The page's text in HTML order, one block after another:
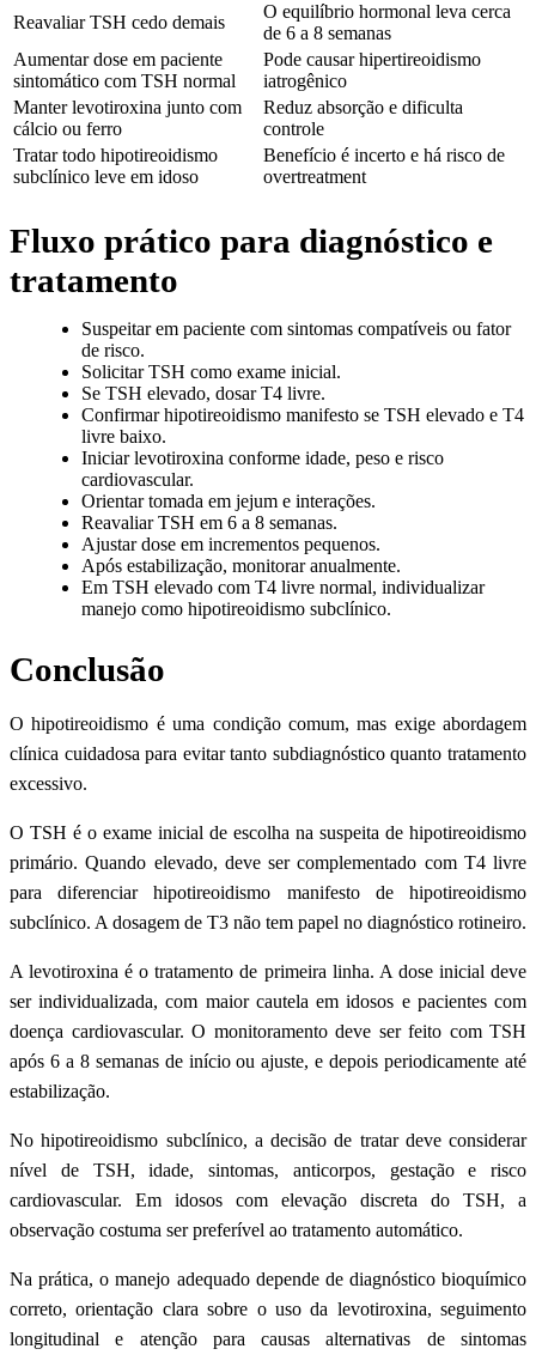
Reavaliar TSH cedo demais
O equilíbrio hormonal leva cerca
de 6 a 8 semanas
Aumentar dose em paciente
sintomático com TSH normal
Pode causar hipertireoidismo
iatrogênico
Manter levotiroxina junto com
cálcio ou ferro
Reduz absorção e dificulta
controle
Tratar todo hipotireoidismo
subclínico leve em idoso
Benefício é incerto e há risco de
overtreatment
Fluxo prático para diagnóstico e
tratamento
Suspeitar em paciente com sintomas compatíveis ou fator
de risco.
Solicitar TSH como exame inicial.
Se TSH elevado, dosar T4 livre.
Confirmar hipotireoidismo manifesto se TSH elevado e T4
livre baixo.
Iniciar levotiroxina conforme idade, peso e risco
cardiovascular.
Orientar tomada em jejum e interações.
Reavaliar TSH em 6 a 8 semanas.
Ajustar dose em incrementos pequenos.
Após estabilização, monitorar anualmente.
Em TSH elevado com T4 livre normal, individualizar
manejo como hipotireoidismo subclínico.
Conclusão
O hipotireoidismo é uma condição comum, mas exige abordagem
clínica cuidadosa para evitar tanto subdiagnóstico quanto tratamento
excessivo.
O TSH é o exame inicial de escolha na suspeita de hipotireoidismo
primário. Quando elevado, deve ser complementado com T4 livre
para diferenciar hipotireoidismo manifesto de hipotireoidismo
subclínico. A dosagem de T3 não tem papel no diagnóstico rotineiro.
A levotiroxina é o tratamento de primeira linha. A dose inicial deve
ser individualizada, com maior cautela em idosos e pacientes com
doença cardiovascular. O monitoramento deve ser feito com TSH
após 6 a 8 semanas de início ou ajuste, e depois periodicamente até
estabilização.
No hipotireoidismo subclínico, a decisão de tratar deve considerar
nível de TSH, idade, sintomas, anticorpos, gestação e risco
cardiovascular. Em idosos com elevação discreta do TSH, a
observação costuma ser preferível ao tratamento automático.
Na prática, o manejo adequado depende de diagnóstico bioquímico
correto, orientação clara sobre o uso da levotiroxina, seguimento
longitudinal e atenção para causas alternativas de sintomas